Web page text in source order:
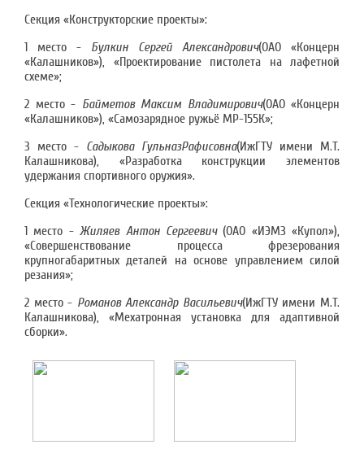
Секция «Конструкторские проекты»:
1 место - Булкин Сергей Александрович(ОАО «Концерн
«Калашников»), «Проектирование пистолета на лафетной
схеме»;
2 место - Байметов Максим Владимирович(ОАО «Концерн
«Калашников»), «Самозарядное ружьё МР-155К»;
3 место - Садыкова ГульназРафисовна(ИжГТУ имени М.Т.
Калашникова), «Разработка конструкции элементов
удержания спортивного оружия».
Секция «Технологические проекты»:
1 место -Жиляев Антон Сергеевич(ОАО «ИЭМЗ «Купол»),
«Совершенствование процесса фрезерования
крупногабаритных деталей на основе управлением силой
резания»;
2 место - Романов Александр Васильевич(ИжГТУ имени М.Т.
Калашникова), «Мехатронная установка для адаптивной
сборки».